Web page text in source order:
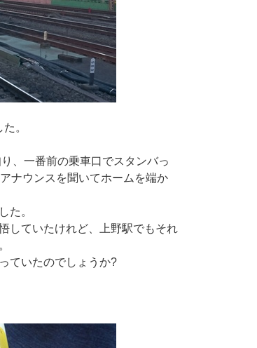
。
、一番前の乗車口でスタンバっ
ナウンスを聞いてホームを端か
た。
していたけれど、上野駅でもそれ
ていたのでしょうか?